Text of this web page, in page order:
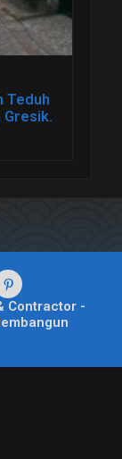
Teduh
Gresik.
Contractor -